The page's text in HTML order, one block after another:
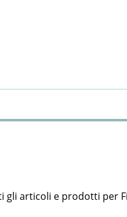
gli articoli e prodotti per